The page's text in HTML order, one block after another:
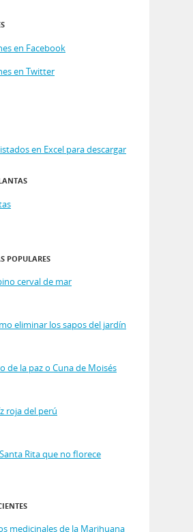
en Facebook
en Twitter
en Excel para descargar
POPULARES
cerval de mar
eliminar los sapos del jardín
de la paz o Cuna de Moisés
roja del perú
Rita que no florece
medicinales de la Marihuana